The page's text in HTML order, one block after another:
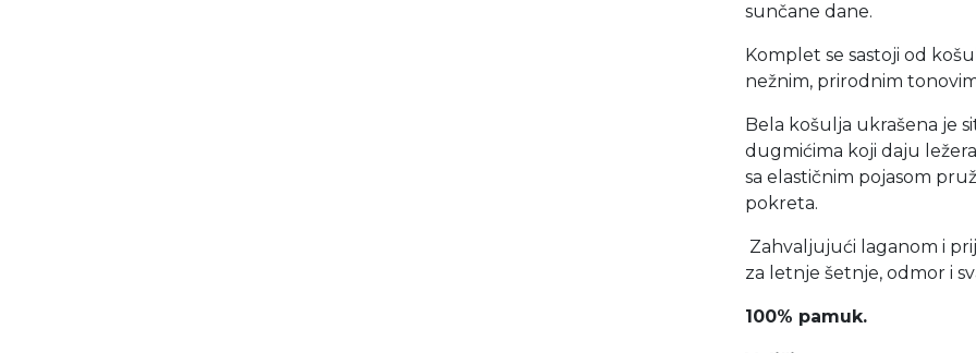
sunčane dane.
Komplet se sastoji od
nežnim, prirodnim
Bela košulja ukrašena je
dugmićima koji daju
sa elastičnim pojasom
pokreta.
Zahvaljujući laganom i
za letnje šetnje, odmor i
100% pamuk.